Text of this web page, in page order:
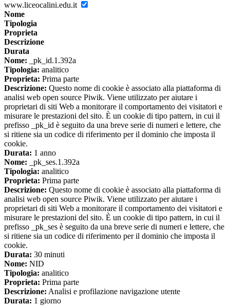
www.liceocalini.edu.it
Nome
Tipologia
Proprieta
Descrizione
Durata
Nome: _pk_id.1.392a
Tipologia: analitico
Proprieta: Prima parte
Descrizione: Questo nome di cookie è associato alla piattaforma di
analisi web open source Piwik. Viene utilizzato per aiutare i
proprietari di siti Web a monitorare il comportamento dei visitatori e
misurare le prestazioni del sito. È un cookie di tipo pattern, in cui il
prefisso _pk_id è seguito da una breve serie di numeri e lettere, che
si ritiene sia un codice di riferimento per il dominio che imposta il
cookie.
Durata: 1 anno
Nome: _pk_ses.1.392a
Tipologia: analitico
Proprieta: Prima parte
Descrizione: Questo nome di cookie è associato alla piattaforma di
analisi web open source Piwik. Viene utilizzato per aiutare i
proprietari di siti Web a monitorare il comportamento dei visitatori e
misurare le prestazioni del sito. È un cookie di tipo pattern, in cui il
prefisso _pk_ses è seguito da una breve serie di numeri e lettere, che
si ritiene sia un codice di riferimento per il dominio che imposta il
cookie.
Durata: 30 minuti
Nome: NID
Tipologia: analitico
Proprieta: Prima parte
Descrizione: Analisi e profilazione navigazione utente
Durata: 1 giorno